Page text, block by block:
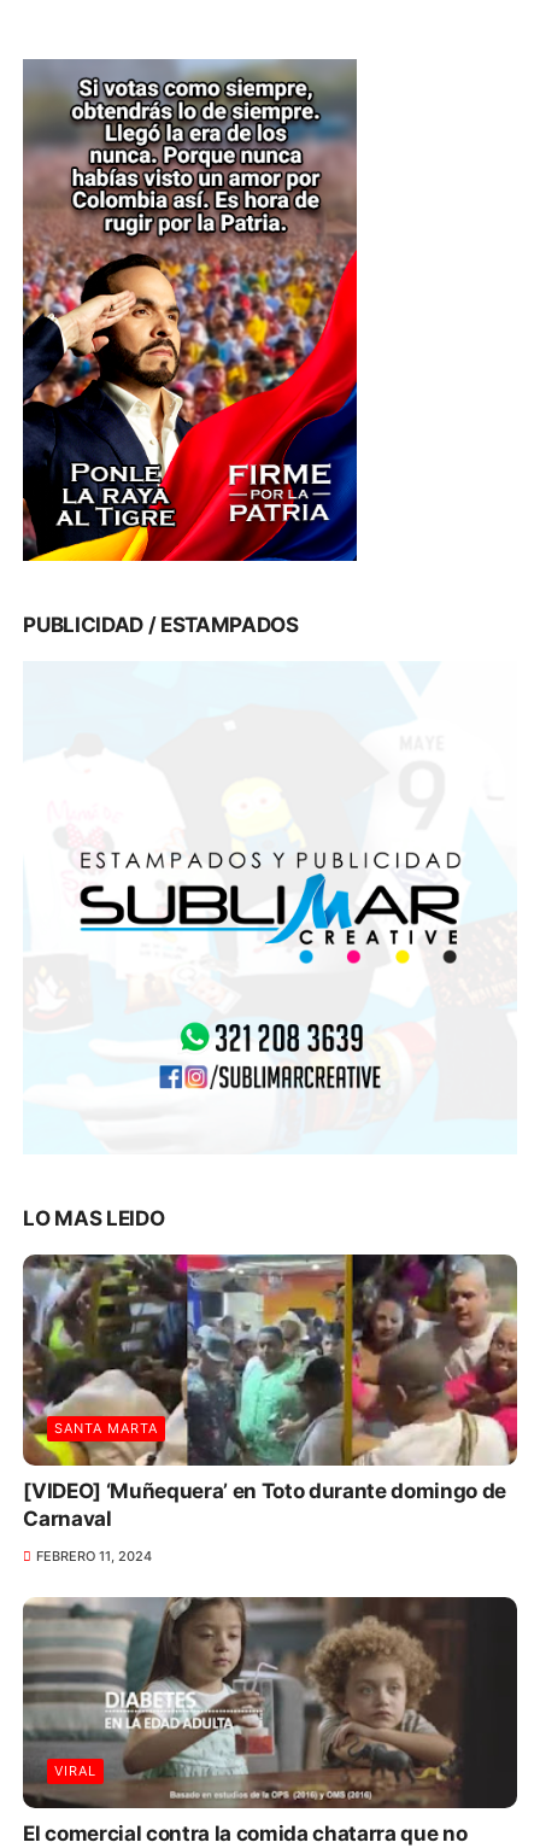
PUBLICIDAD / ESTAMPADOS
LO MAS LEIDO
SANTA MARTA
[VIDEO] ‘Muñequera’ en Toto durante domingo de
Carnaval
FEBRERO 11, 2024
VIRAL
El comercial contra la comida chatarra que no